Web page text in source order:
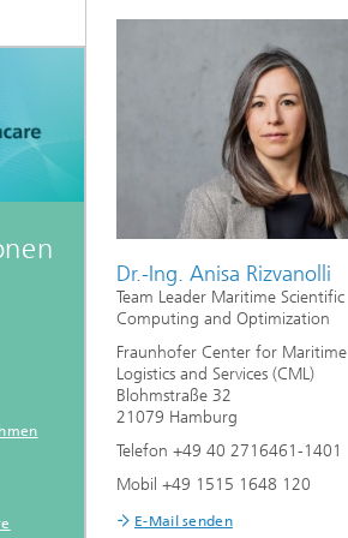
Dr.-Ing. Anisa Rizvanolli
Team Leader Maritime Scientific
Computing and Optimization
Fraunhofer Center for Maritime
Logistics and Services (CML)
Blohmstraße 32
21079 Hamburg
Telefon +49 40 2716461-1401
Mobil +49 1515 1648 120
E-Mail senden